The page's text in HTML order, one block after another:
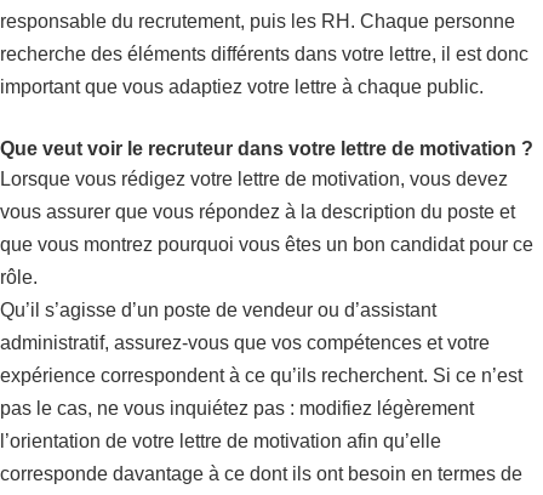
responsable du recrutement, puis les RH. Chaque personne
recherche des éléments différents dans votre lettre, il est donc
important que vous adaptiez votre lettre à chaque public.
Que veut voir le recruteur dans votre lettre de motivation ?
Lorsque vous rédigez votre lettre de motivation, vous devez
vous assurer que vous répondez à la description du poste et
que vous montrez pourquoi vous êtes un bon candidat pour ce
rôle.
Qu’il s’agisse d’un poste de vendeur ou d’assistant
administratif, assurez-vous que vos compétences et votre
expérience correspondent à ce qu’ils recherchent. Si ce n’est
pas le cas, ne vous inquiétez pas : modifiez légèrement
l’orientation de votre lettre de motivation afin qu’elle
corresponde davantage à ce dont ils ont besoin en termes de